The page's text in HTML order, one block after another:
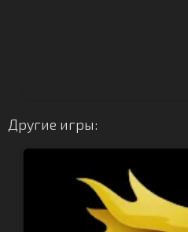
Другие игры: